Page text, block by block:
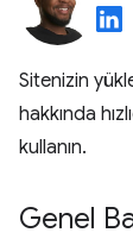
Sitenizin
hakkında
kullanın.
Genel